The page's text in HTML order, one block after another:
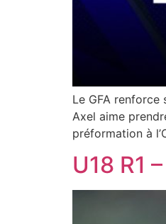
Le GFA renforce
Axel aime
préformation à
U18 R1